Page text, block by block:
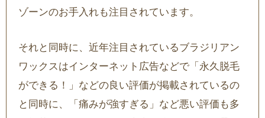
ゾーンのお手入れも注目されています。
それと同時に、近年注目されているブラジリアン
ワックスはインターネット広告などで「永久脱毛
ができる！」などの良い評価が掲載されているの
と同時に、「痛みが強すぎる」など悪い評価も多